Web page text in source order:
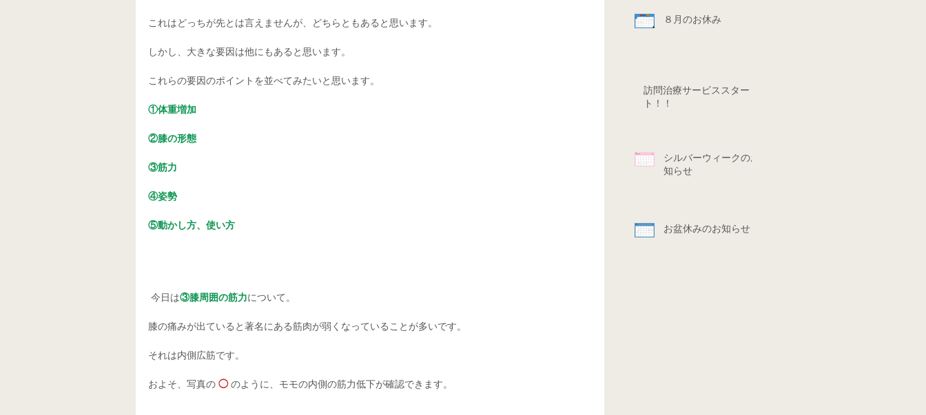
これはどっちが先とは言えませんが、どちらともあると思います。
しかし、大きな要因は他にもあると思います。
これらの要因のポイントを並べてみたいと思います。
①体重増加
②膝の形態
③筋力
④姿勢
⑤動かし方、使い方
今日は③膝周囲の筋力について。
膝の痛みが出ていると著名にある筋肉が弱くなっていることが多いです。
それは内側広筋です。
およそ、写真の ◯ のように、モモの内側の筋力低下が確認できます。
８月のお休み
訪問治療サービススター
ト！！
シルバーウィークのお
知らせ
お盆休みのお知らせ